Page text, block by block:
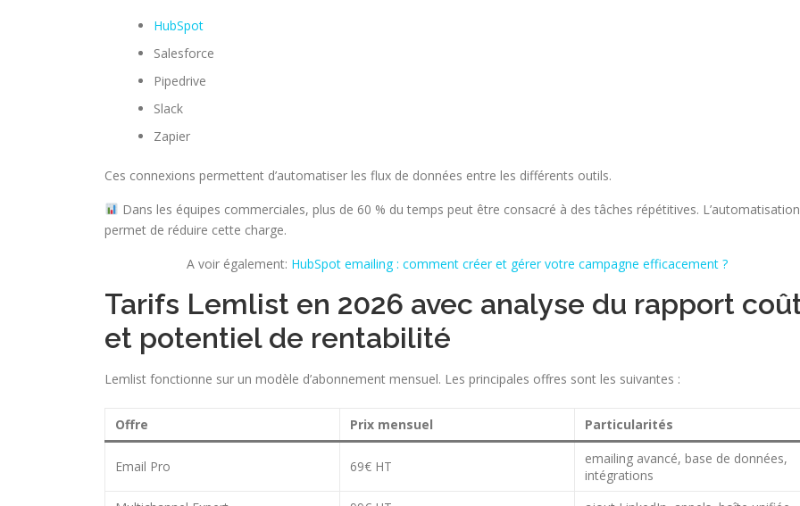
HubSpot
Salesforce
Pipedrive
Slack
Zapier
Ces connexions permettent d’automatiser les flux de données entre les différents outils.
Dans les équipes commerciales, plus de 60 % du temps peut être consacré à des tâches répétitives. L’automatisation
permet de réduire cette charge.
A voir également: HubSpot emailing : comment créer et gérer votre campagne efficacement ?
Tarifs Lemlist en 2026 avec analyse du rapport
et potentiel de rentabilité
Lemlist fonctionne sur un modèle d’abonnement mensuel. Les principales offres sont les suivantes :
Offre Prix mensuel Particularités
Email Pro 69€ HT
emailing avancé, base de données,
intégrations